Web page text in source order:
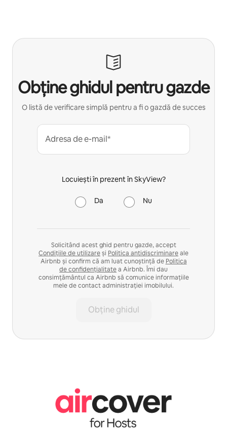
Obține ghidul pentru gazde
O listă de verificare simplă pentru a fi o gazdă de succes
Adresa de e-mail*
Locuiești în prezent în SkyView?
Da Nu
Solicitând acest ghid pentru gazde, accept
Condițiile de utilizareși Politica antidiscriminareale
Airbnb și confirm că am luat cunoștință de Politica
de confidențialitatea Airbnb. Îmi dau
consimțământul ca Airbnb să comunice informațiile
mele de contact administrației imobilului.
Obține ghidul